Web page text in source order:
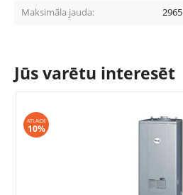
Maksimāla jauda:
Jūs varētu interesēt
ATLAIDE
10%